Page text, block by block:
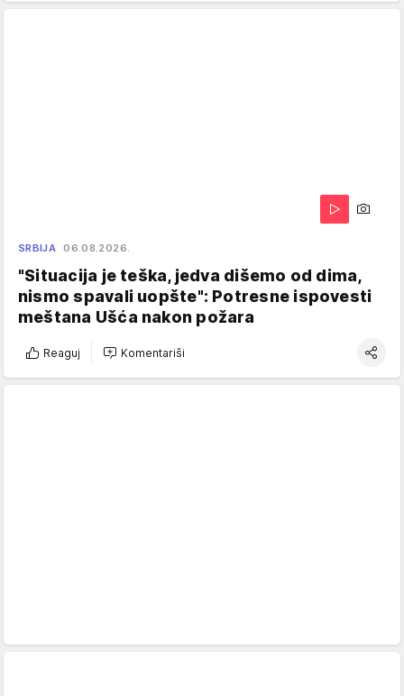
SRBIJA 06.08.2026.
"Situacija je teška, jedva dišemo od dima,
nismo spavali uopšte": Potresne ispovesti
meštana Ušća nakon požara
Reaguj Komentariši